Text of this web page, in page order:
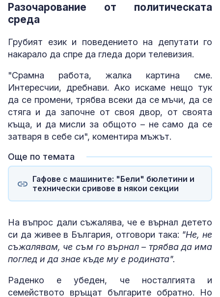
Разочарование от политическата
среда
Грубият език и поведението на депутати го
накарало да спре да гледа дори телевизия.
"Срамна работа, жалка картина сме.
Интересчии, дребнави. Ако искаме нещо тук
да се промени, трябва всеки да се мъчи, да се
стяга и да започне от своя двор, от своята
къща, и да мисли за общото – не само да се
затваря в себе си", коментира мъжът.
Още по темата
Гафове с машините: "Бели" бюлетини и
технически сривове в някои секции
На въпрос дали съжалява, че е върнал детето
си да живее в България, отговори така: "Не, не
съжалявам, че съм го върнал – трябва да има
поглед и да знае къде му е родината".
Раденко е убеден, че носталгията и
семейството връщат българите обратно. Но